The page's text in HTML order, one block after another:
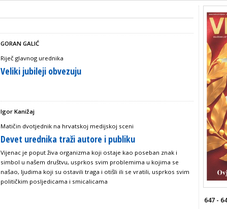
GORAN GALIĆ
Riječ glavnog urednika
Veliki jubileji obvezuju
Igor Kanižaj
Matičin dvotjednik na hrvatskoj medijskoj sceni
Devet urednika traži autore i publiku
Vijenac je poput živa organizma koji ostaje kao poseban znak i
simbol u našem društvu, usprkos svim problemima u kojima se
našao, ljudima koji su ostavili traga i otišli ili se vratili, usprkos svim
političkim posljedicama i smicalicama
647 -